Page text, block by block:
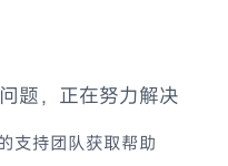
题，正在努力解决
支持团队获取帮助